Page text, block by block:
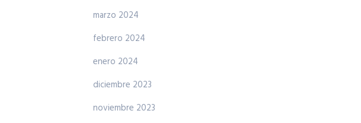
marzo 2024
febrero 2024
enero 2024
diciembre 2023
noviembre 2023